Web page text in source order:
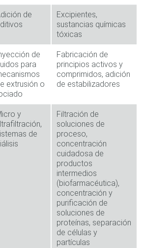
de
Excipientes,
sustancias químicas
tóxicas
de
para
extrusión o
Fabricación de
principios activos y
comprimidos, adición
de estabilizadores
y
de
Filtración de
soluciones de
proceso,
concentración
cuidadosa de
productos
intermedios
(biofarmacéutica),
concentración y
purificación de
soluciones de
proteínas, separación
de células y
partículas